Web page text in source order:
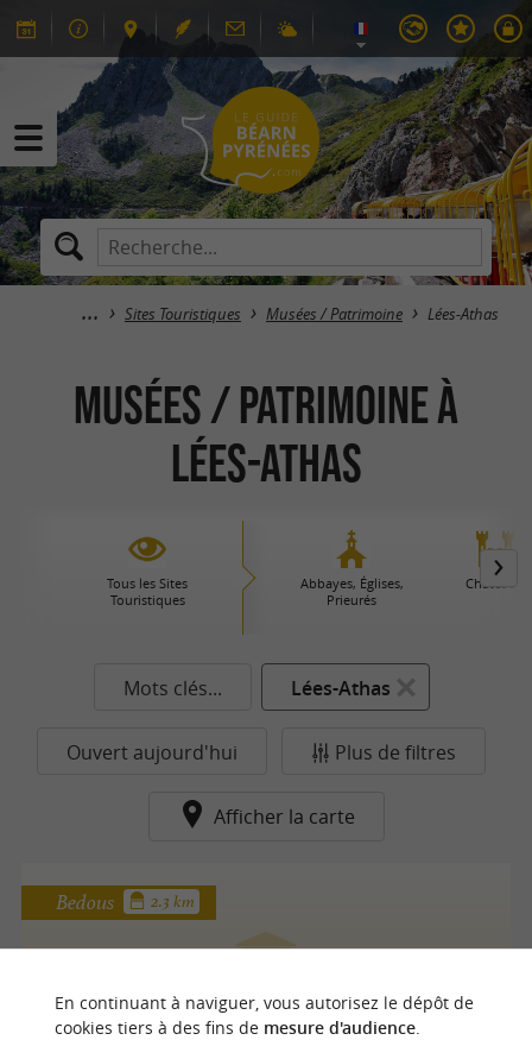
Sites Touristiques Musées / Patrimoine Lées-Athas
Musées / Patrimoine à
Lées-Athas
Tous les Sites
Touristiques
Abbayes, Églises,
Prieurés
Châteaux
Mots clés... Lées-Athas
Ouvert aujourd'hui Plus de filtres
Afficher la carte
Moulin d'Orcun
Bedous 2.3 km
En continuant à naviguer, vous autorisez le dépôt de
cookies tiers à des fins de mesure d'audience.